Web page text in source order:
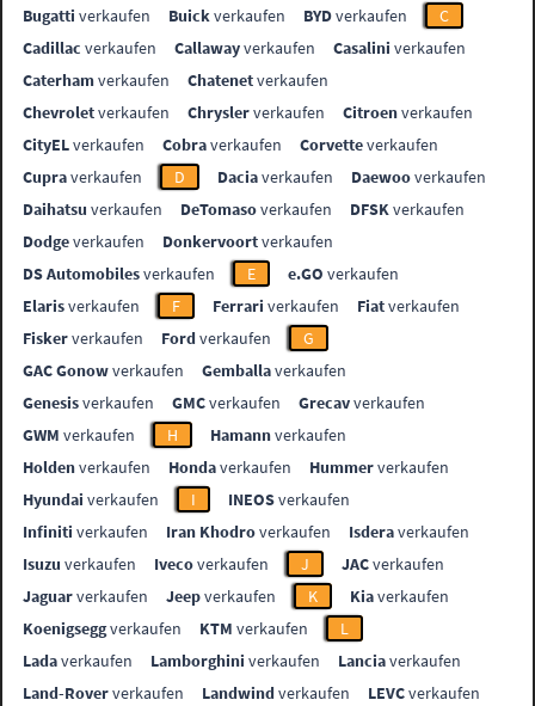
Bugatti verkaufen Buickverkaufen BYDverkaufen
C
Cadillac verkaufen Callawayverkaufen Casalini verkaufen
Caterhamverkaufen Chatenetverkaufen
Chevroletverkaufen Chryslerverkaufen Citroenverkaufen
CityELverkaufen Cobraverkaufen Corvetteverkaufen
Cupraverkaufen D Daciaverkaufen Daewooverkaufen
Daihatsu verkaufen DeTomasoverkaufen DFSKverkaufen
Dodgeverkaufen Donkervoortverkaufen
DS Automobilesverkaufen E e.GO verkaufen
Elarisverkaufen F Ferrari verkaufen Fiatverkaufen
Fiskerverkaufen Fordverkaufen
G
GAC Gonowverkaufen Gemballaverkaufen
Genesisverkaufen GMCverkaufen Grecavverkaufen
GWM verkaufen H Hamannverkaufen
Holdenverkaufen Hondaverkaufen Hummerverkaufen
Hyundai verkaufen I INEOSverkaufen
Infiniti verkaufen Iran Khodroverkaufen Isderaverkaufen
Isuzu verkaufen Ivecoverkaufen J JACverkaufen
Jaguarverkaufen Jeepverkaufen K Kiaverkaufen
Koenigseggverkaufen KTM verkaufen
L
Ladaverkaufen Lamborghini verkaufen Lanciaverkaufen
Land-Roververkaufen Landwindverkaufen LEVCverkaufen